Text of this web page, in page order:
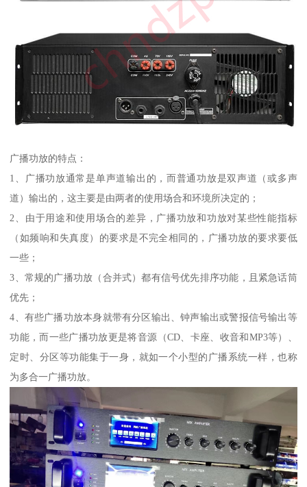
广播功放的特点：
1、广播功放通常是单声道输出的，而普通功放是双声道（或多声
道）输出的，这主要是由两者的使用场合和环境所决定的；
2、由于用途和使用场合的差异，广播功放和功放对某些性能指标
（如频响和失真度）的要求是不完全相同的，广播功放的要求要低
一些；
3、常规的广播功放（合并式）都有信号优先排序功能，且紧急话筒
优先；
4、有些广播功放本身就带有分区输出、钟声输出或警报信号输出等
功能，而一些广播功放更是将音源（CD、卡座、收音和MP3等）、
定时、分区等功能集于一身，就如一个小型的广播系统一样，也称
为多合一广播功放。